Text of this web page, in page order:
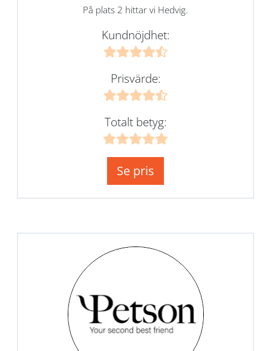
På plats 2 hittar vi Hedvig.
Kundnöjdhet:
Prisvärde:
Totalt betyg:
Se pris